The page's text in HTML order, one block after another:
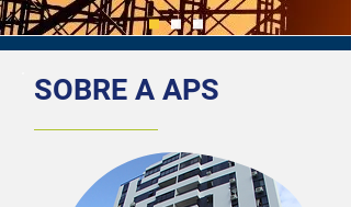
SOBRE A APS